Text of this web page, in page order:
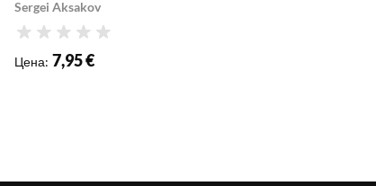
Sergei Aksakov
Рейтинг
Цена: 7,95 €